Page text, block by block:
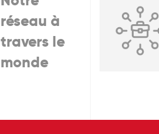
réseau à
travers le
monde